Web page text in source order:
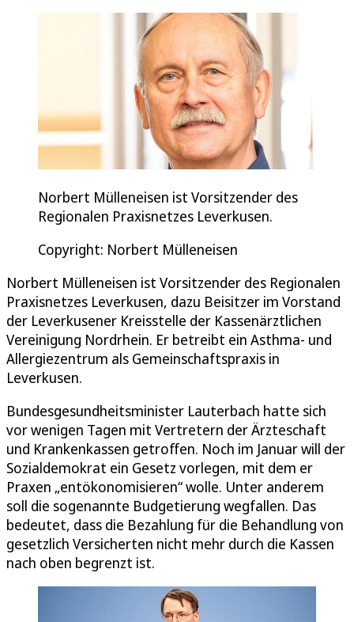
Norbert Mülleneisen ist Vorsitzender des
Regionalen Praxisnetzes Leverkusen.
Copyright: Norbert Mülleneisen
Norbert Mülleneisen ist Vorsitzender des Regionalen
Praxisnetzes Leverkusen, dazu Beisitzer im Vorstand
der Leverkusener Kreisstelle der Kassenärztlichen
Vereinigung Nordrhein. Er betreibt ein Asthma- und
Allergiezentrum als Gemeinschaftspraxis in
Leverkusen.
Bundesgesundheitsminister Lauterbach hatte sich
vor wenigen Tagen mit Vertretern der Ärzteschaft
und Krankenkassen getroffen. Noch im Januar will der
Sozialdemokrat ein Gesetz vorlegen, mit dem er
Praxen „entökonomisieren“ wolle. Unter anderem
soll die sogenannte Budgetierung wegfallen. Das
bedeutet, dass die Bezahlung für die Behandlung von
gesetzlich Versicherten nicht mehr durch die Kassen
nach oben begrenzt ist.